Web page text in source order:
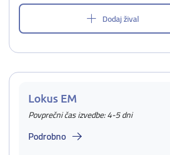
Dodaj žival
Lokus EM
Povprečni čas izvedbe: 4-5 dni
Podrobno